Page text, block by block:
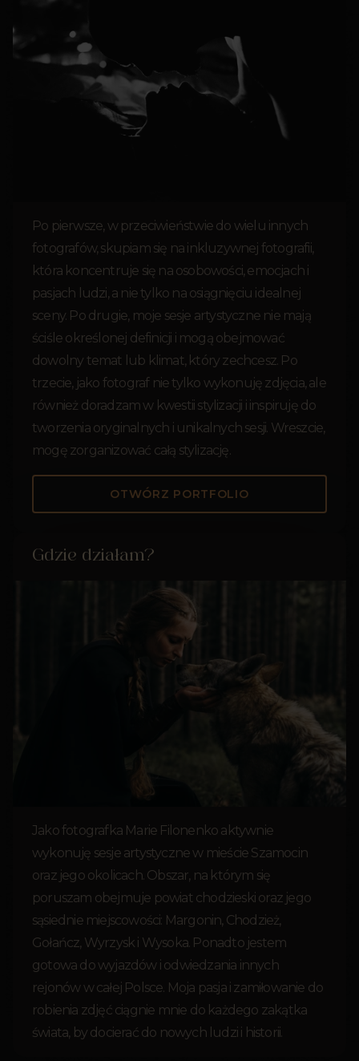
Po pierwsze, w przeciwieństwie do wielu innych
fotografów, skupiam się na inkluzywnej fotografii,
która koncentruje się na osobowości, emocjach i
pasjach ludzi, a nie tylko na osiągnięciu idealnej
sceny. Po drugie, moje sesje artystyczne nie mają
ściśle określonej definicji i mogą obejmować
dowolny temat lub klimat, który zechcesz. Po
trzecie, jako fotograf nie tylko wykonuję zdjęcia, ale
również doradzam w kwestii stylizacji i inspiruję do
tworzenia oryginalnych i unikalnych sesji. Wreszcie,
mogę zorganizować całą stylizację.
OTWÓRZ PORTFOLIO
Gdzie działam?
Jako fotografka Marie Filonenko aktywnie
wykonuję sesje artystyczne w mieście Szamocin
oraz jego okolicach. Obszar, na którym się
poruszam obejmuje powiat chodzieski oraz jego
sąsiednie miejscowości: Margonin, Chodzież,
Gołańcz, Wyrzysk i Wysoka. Ponadto jestem
gotowa do wyjazdów i odwiedzania innych
rejonów w całej Polsce. Moja pasja i zamiłowanie do
robienia zdjęć ciągnie mnie do każdego zakątka
świata, by docierać do nowych ludzi i historii.